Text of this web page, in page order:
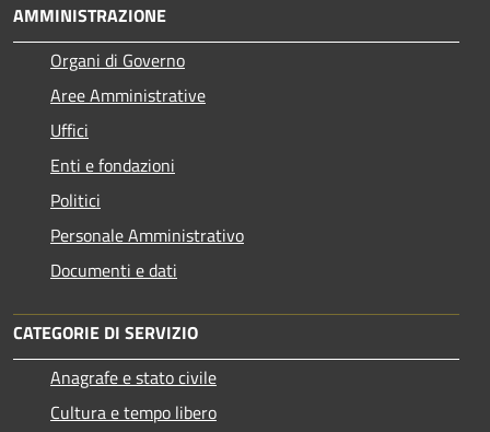
AMMINISTRAZIONE
Organi di Governo
Aree Amministrative
Uffici
Enti e fondazioni
Politici
Personale Amministrativo
Documenti e dati
CATEGORIE DI SERVIZIO
Anagrafe e stato civile
Cultura e tempo libero